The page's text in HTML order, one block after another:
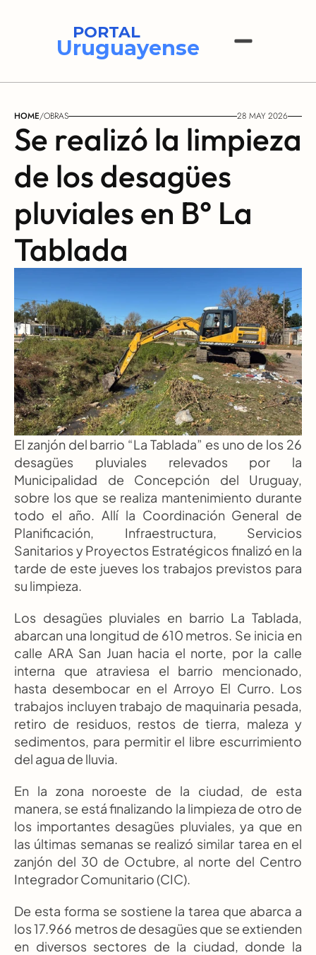
PORTAL
Uruguayense
HOME/OBRAS 28 MAY 2026
Se realizó la limpieza
de los desagües
pluviales en B° La
Tablada
El zanjón del barrio “La Tablada” es uno de los 26
desagües pluviales relevados por la
Municipalidad de Concepción del Uruguay,
sobre los que se realiza mantenimiento durante
todo el año. Allí la Coordinación General de
Planificación, Infraestructura, Servicios
Sanitarios y Proyectos Estratégicos finalizó en la
tarde de este jueves los trabajos previstos para
su limpieza.
Los desagües pluviales en barrio La Tablada,
abarcan una longitud de 610 metros. Se inicia en
calle ARA San Juan hacia el norte, por la calle
interna que atraviesa el barrio mencionado,
hasta desembocar en el Arroyo El Curro. Los
trabajos incluyen trabajo de maquinaria pesada,
retiro de residuos, restos de tierra, maleza y
sedimentos, para permitir el libre escurrimiento
del agua de lluvia.
En la zona noroeste de la ciudad, de esta
manera, se está finalizando la limpieza de otro de
los importantes desagües pluviales, ya que en
las últimas semanas se realizó similar tarea en el
zanjón del 30 de Octubre, al norte del Centro
Integrador Comunitario (CIC).
De esta forma se sostiene la tarea que abarca a
los 17.966 metros de desagües que se extienden
en diversos sectores de la ciudad, donde la